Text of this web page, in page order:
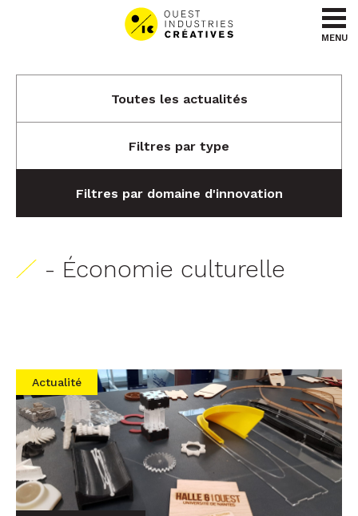
Aller au menu
Aller au contenu
MENU
Toutes les actualités
Filtres par type
Filtres par domaine d'innovation
- Économie culturelle
Actualité